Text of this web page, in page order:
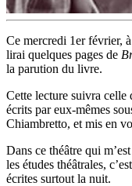
Ce mercredi 1er février,
lirai quelques pages de
la parution du livre.
Cette lecture suivra celle
écrits par eux-mêmes
Chiambretto, et mis en
Dans ce théâtre qui
les études théâtrales,
écrites surtout la nuit.